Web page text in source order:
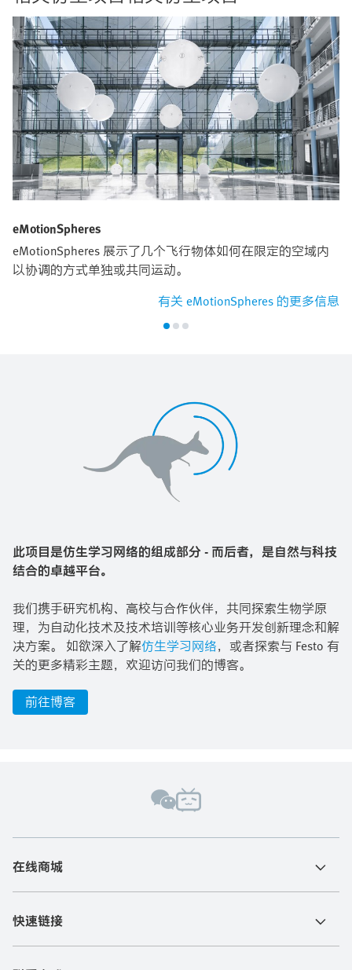
eMotionSpheres
eMotionSpheres 展示了几个飞行物体如何在限定的空域内
以协调的方式单独或共同运动。
有关 eMotionSpheres 的更多信息
此项目是仿生学习网络的组成部分 - 而后者，是自然与科技
结合的卓越平台。
我们携手研究机构、高校与合作伙伴，共同探索生物学原
理，为自动化技术及技术培训等核心业务开发创新理念和解
决方案。 如欲深入了解仿生学习网络，或者探索与 Festo 有
关的更多精彩主题，欢迎访问我们的博客。
前往博客
在线商城
快速链接